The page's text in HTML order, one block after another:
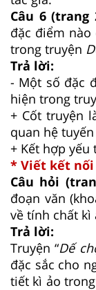
Câu 6 (trang
đặc điểm
trong truyện
Trả lời:
- Một số đặc
hiện trong
+ Cốt truyện
quan hệ
+ Kết hợp
* Viết kết nối
Câu hỏi
đoạn văn
về tính chất kì
Trả lời:
Truyện “Dế
đặc sắc cho
tiết kì ảo